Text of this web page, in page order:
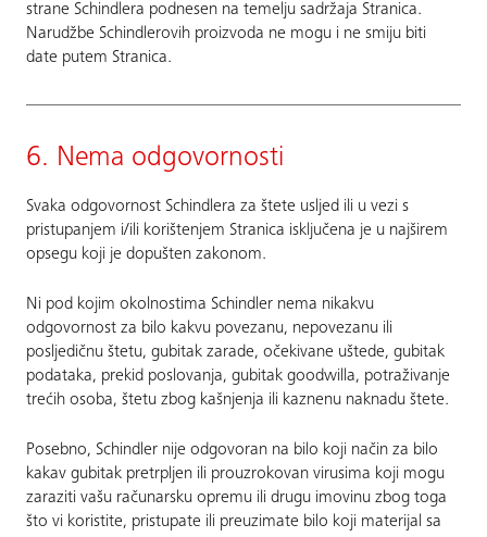
strane Schindlera podnesen na temelju sadržaja Stranica.
Narudžbe Schindlerovih proizvoda ne mogu i ne smiju biti
date putem Stranica.
6. Nema odgovornosti
Svaka odgovornost Schindlera za štete usljed ili u vezi s
pristupanjem i/ili korištenjem Stranica isključena je u najširem
opsegu koji je dopušten zakonom.
Ni pod kojim okolnostima Schindler nema nikakvu
odgovornost za bilo kakvu povezanu, nepovezanu ili
posljedičnu štetu, gubitak zarade, očekivane uštede, gubitak
podataka, prekid poslovanja, gubitak goodwilla, potraživanje
trećih osoba, štetu zbog kašnjenja ili kaznenu naknadu štete.
Posebno, Schindler nije odgovoran na bilo koji način za bilo
kakav gubitak pretrpljen ili prouzrokovan virusima koji mogu
zaraziti vašu računarsku opremu ili drugu imovinu zbog toga
što vi koristite, pristupate ili preuzimate bilo koji materijal sa